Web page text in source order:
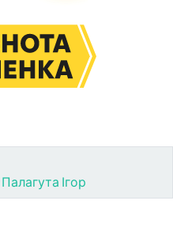
Палагута Ігор